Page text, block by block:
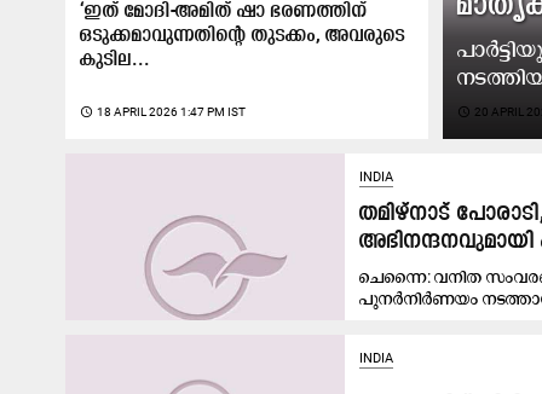
access_time 20 APRIL
‘ഇത് മോദി-അമിത് ഷാ ഭരണത്തിന്
ഒടുക്കമാവുന്നതിന്റെ തുടക്കം, അവരുടെ
കുടില...
access_time 18 APRIL 2026 1:47 PM IST
INDIA
തമിഴ്നാട്
അഭിനന്ദനവുമായി
ചെന്നൈ: വനിത
പുനർനിർണയം
INDIA